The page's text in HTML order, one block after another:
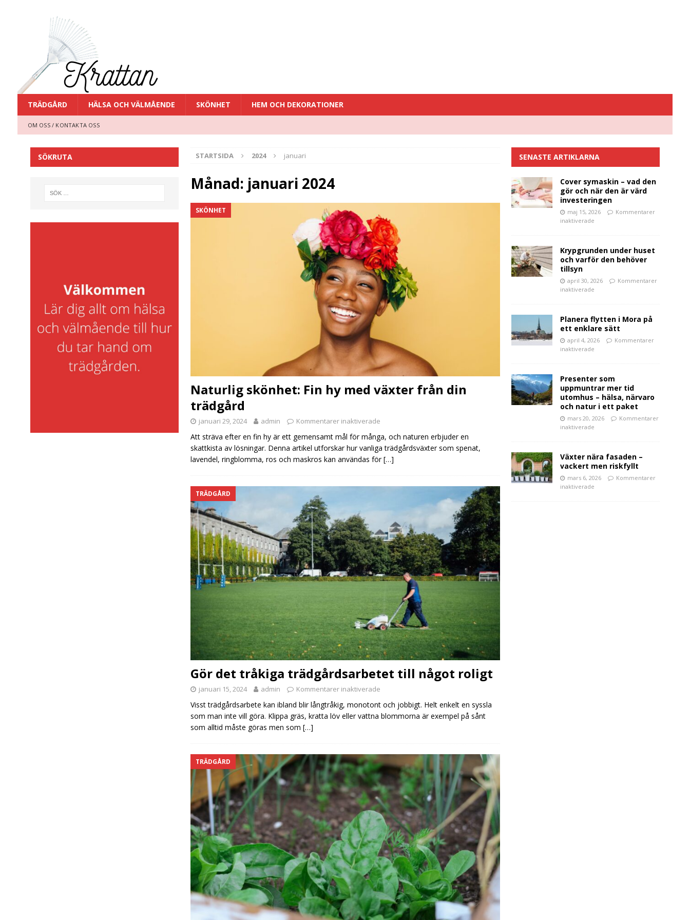
TRÄDGÅRD HÄLSA OCH VÄLMÅENDE SKÖNHET HEM OCH DEKORATIONER
OM OSS / KONTAKTA OSS
STARTSIDA 2024 januari
Månad: januari 2024
SKÖNHET
Naturlig skönhet: Fin hy med växter från din
trädgård
januari 29, 2024 admin Kommentarer inaktiverade
Att sträva efter en fin hy är ett gemensamt mål för många, och naturen erbjuder en
skattkista av lösningar. Denna artikel utforskar hur vanliga trädgårdsväxter som spenat,
lavendel, ringblomma, ros och maskros kan användas för[…]
TRÄDGÅRD
Gör det tråkiga trädgårdsarbetet till något roligt
januari 15, 2024 admin Kommentarer inaktiverade
Visst trädgårdsarbete kan ibland blir långtråkig, monotont och jobbigt. Helt enkelt en syssla
som man inte vill göra. Klippa gräs, kratta löv eller vattna blommorna är exempel på sånt
som alltid måste göras men som[…]
TRÄDGÅRD
SÖKRUTA SENASTE ARTIKLARNA
Cover symaskin – vad den
gör och när den är värd
investeringen
maj 15, 2026
Kommentarer
inaktiverade
Krypgrunden under huset
och varför den behöver
tillsyn
april 30, 2026
Kommentarer
inaktiverade
Planera flytten i Mora på
ett enklare sätt
april 4, 2026
Kommentarer
inaktiverade
Presenter som
uppmuntrar mer tid
utomhus – hälsa, närvaro
och natur i ett paket
mars 20, 2026
Kommentarer
inaktiverade
Växter nära fasaden –
vackert men riskfyllt
mars 6, 2026
Kommentarer
inaktiverade